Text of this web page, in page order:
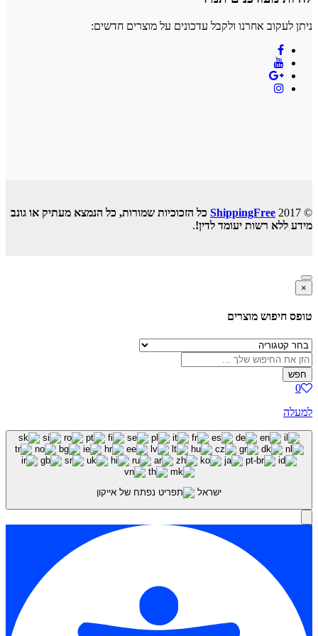
ניתן לעקוב אחרנו ולקבל עדכונים על מוצרים חדשים:
© 2017
ShippingFree כל הזכוכיות שמורות, כל הנמצא מעתיק או גונב
מידע ללא רשות יעומד לדין!.
×
טופס חיפוש מוצרים
חפש
0
למעלה
ישראל